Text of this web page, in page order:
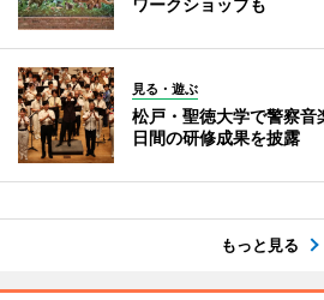
見る・遊ぶ
松戸・聖徳大学で警察
日間の研修成果を披露
もっと見る